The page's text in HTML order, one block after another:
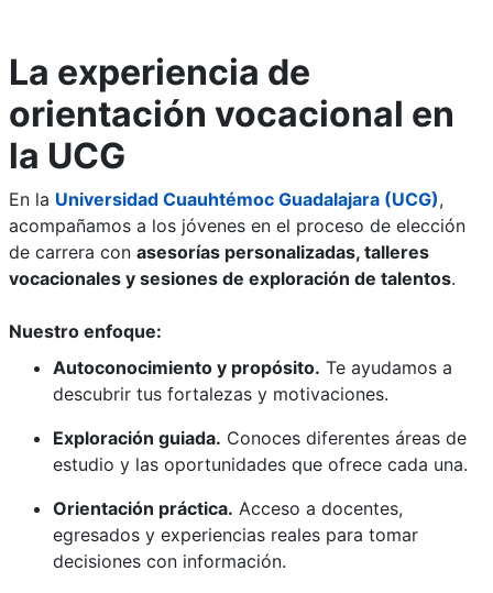
La experiencia de
orientación vocacional en
la UCG
En la Universidad Cuauhtémoc Guadalajara (UCG),
acompañamos a los jóvenes en el proceso de elección
de carrera con asesorías personalizadas, talleres
vocacionales y sesiones de exploración de talentos.
Nuestro enfoque:
Autoconocimiento y propósito. Te ayudamos a
descubrir tus fortalezas y motivaciones.
Exploración guiada. Conoces diferentes áreas de
estudio y las oportunidades que ofrece cada una.
Orientación práctica. Acceso a docentes,
egresados y experiencias reales para tomar
decisiones con información.